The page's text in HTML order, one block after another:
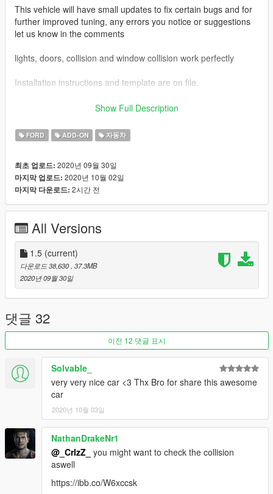
This vehicle will have small updates to fix certain bugs and for
further improved tuning, any errors you notice or suggestions
let us know in the comments
lights, doors, collision and window collision work perfectly
Installation instructions and template are on file.
page https://www.tamaulipasbelico.com/
greetings from Nuevo Laredo / Tamaulipas
Show Full Description
FORD ADD-ON 자동차
최초 업로드: 2020년 09월 30일
마지막 업로드: 2020년 10월 02일
마지막 다운로드: 2시간 전
All Versions
1.5 (current)
다운로드 38,630 , 37.3MB
2020년 09월 30일
댓글 32
이전 12 댓글 표시
Solvable_
very very nice car <3 Thx Bro for share this awesome
car
2020년 10월 03일
NathanDrakeNr1
@_CrlzZ_
you might want to check the collision
aswell
https://ibb.co/W6xccsk